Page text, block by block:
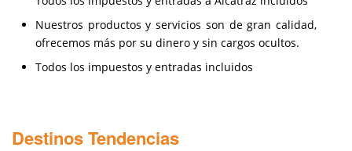
Nuestros productos y servicios son de gran calidad,
ofrecemos más por su dinero y sin cargos ocultos.
Todos los impuestos y entradas incluidos
Destinos Tendencias